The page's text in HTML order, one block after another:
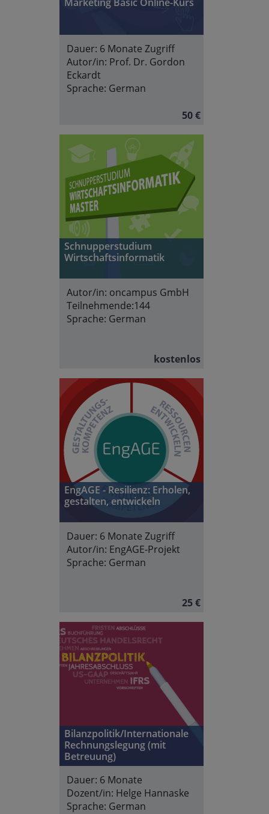
Dauer: 6 Monate Zugriff
Autor/in: Prof. Dr. Gordon
Eckardt
Sprache: German
50 €
Schnupperstudium
Wirtschaftsinformatik
Autor/in: oncampus GmbH
Teilnehmende:144
Sprache: German
kostenlos
EngAGE - Resilienz: Erholen,
gestalten, entwickeln
Dauer: 6 Monate Zugriff
Autor/in: EngAGE-Projekt
Sprache: German
25 €
Bilanzpolitik/Internationale
Rechnungslegung (mit
Betreuung)
Dauer: 6 Monate
Dozent/in: Helge Hannaske
Sprache: German